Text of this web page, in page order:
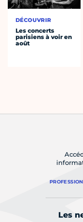
DÉCOUVRIR
Les concerts
parisiens à voir en
août
Les